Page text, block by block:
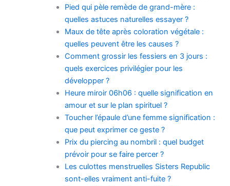
Pied qui pèle remède de grand-mère :
quelles astuces naturelles essayer ?
Maux de tête après coloration végétale :
quelles peuvent être les causes ?
Comment grossir les fessiers en 3 jours :
quels exercices privilégier pour les
développer ?
Heure miroir 06h06 : quelle signification en
amour et sur le plan spirituel ?
Toucher l’épaule d’une femme signification :
que peut exprimer ce geste ?
Prix du piercing au nombril : quel budget
prévoir pour se faire percer ?
Les culottes menstruelles Sisters Republic
sont-elles vraiment anti-fuite ?